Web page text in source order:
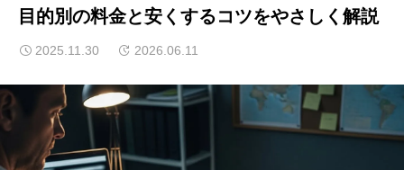
目的別の料金と安くするコツをやさしく解説
2025.11.30 2026.06.11